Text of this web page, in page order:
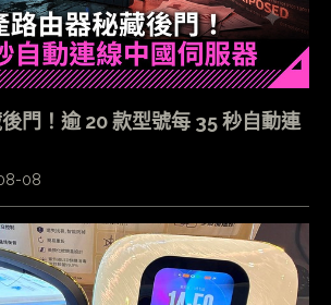
門！逾 20 款型號每 35 秒自動連
08